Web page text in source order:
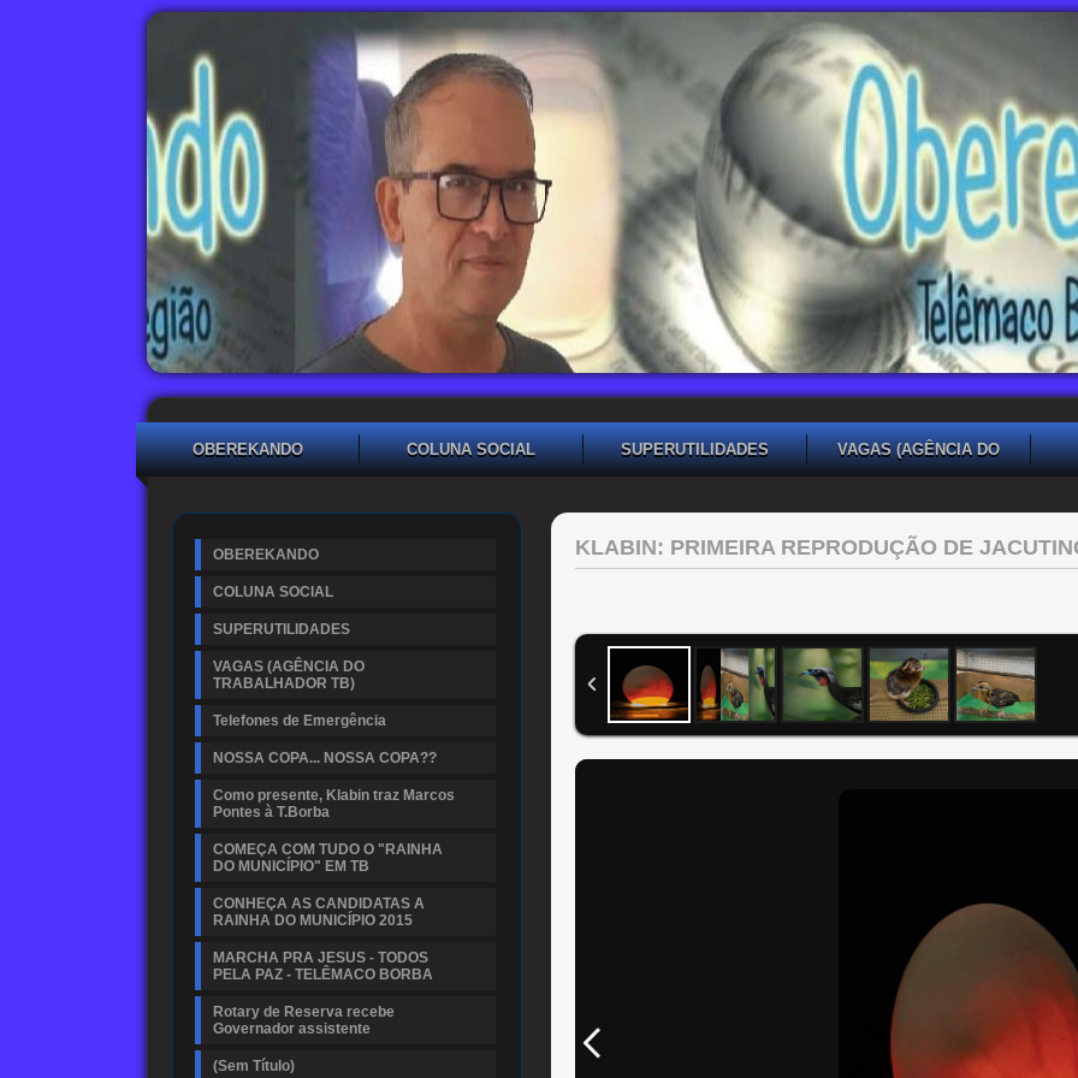
OBEREKANDO COLUNA SOCIAL SUPERUTILIDADES
VAGAS (AGÊNCIA DO
OBEREKANDO
COLUNA SOCIAL
SUPERUTILIDADES
VAGAS (AGÊNCIA DO
TRABALHADOR TB)
Telefones de Emergência
NOSSA COPA... NOSSA COPA??
Como presente, Klabin traz Marcos
Pontes à T.Borba
COMEÇA COM TUDO O "RAINHA
DO MUNICÍPIO" EM TB
CONHEÇA AS CANDIDATAS A
RAINHA DO MUNICÍPIO 2015
MARCHA PRA JESUS - TODOS
PELA PAZ - TELÊMACO BORBA
Rotary de Reserva recebe
Governador assistente
(Sem Título)
KLABIN: PRIMEIRA REPRODUÇÃO DE